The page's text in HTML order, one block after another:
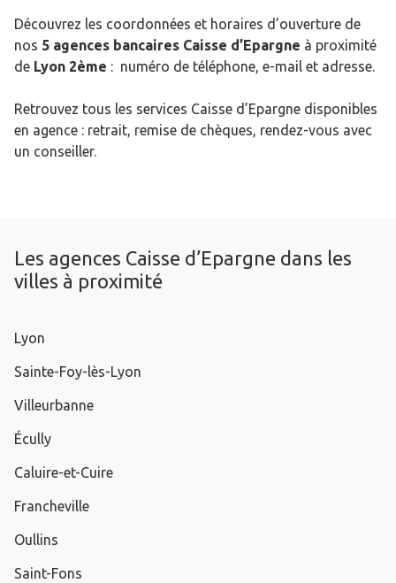
Découvrez les coordonnées et horaires d’ouverture de
nos 5 agences bancaires Caisse d’Epargne à proximité
de Lyon 2ème : numéro de téléphone, e-mail et adresse.
Retrouvez tous les services Caisse d’Epargne disponibles
en agence : retrait, remise de chèques, rendez-vous avec
un conseiller.
Les agences Caisse d’Epargne dans les
villes à proximité
Lyon
Sainte-Foy-lès-Lyon
Villeurbanne
Écully
Caluire-et-Cuire
Francheville
Oullins
Saint-Fons